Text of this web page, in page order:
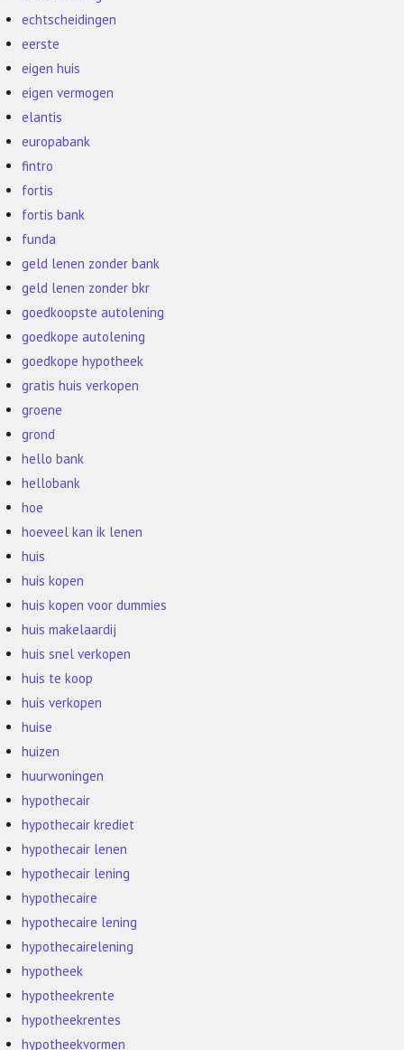
echtscheidingen
eerste
eigen huis
eigen vermogen
elantis
europabank
fintro
fortis
fortis bank
funda
geld lenen zonder bank
geld lenen zonder bkr
goedkoopste autolening
goedkope autolening
goedkope hypotheek
gratis huis verkopen
groene
grond
hello bank
hellobank
hoe
hoeveel kan ik lenen
huis
huis kopen
huis kopen voor dummies
huis makelaardij
huis snel verkopen
huis te koop
huis verkopen
huise
huizen
huurwoningen
hypothecair
hypothecair krediet
hypothecair lenen
hypothecair lening
hypothecaire
hypothecaire lening
hypothecairelening
hypotheek
hypotheekrente
hypotheekrentes
hypotheekvormen